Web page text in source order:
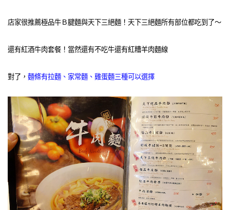
店家很推薦極品牛Ｂ腱麵與天下三絕麵！天下三絕麵所有部位都吃到了～
還有紅酒牛肉套餐！當然還有不吃牛還有紅糟羊肉麵線
對了， 麵條有拉麵、家常麵、雞蛋麵三種可以選擇